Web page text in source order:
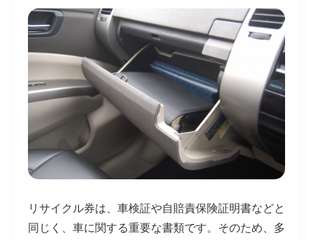
リサイクル券は、車検証や自賠責保険証明書などと
同じく、車に関する重要な書類です。そのため、多